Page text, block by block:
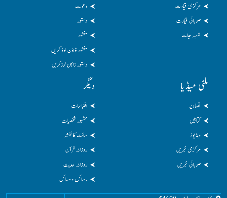
مرکزی قیادت
صوبائی قیادت
شعبہ جات
دعوت
دستور
منشور
منشور ڈاؤن لوڈ کریں
دستور ڈاؤن لوڈکریں
ملٹی میڈیا
تصاویر
کتابیں
ویڈیوز
مرکزی خبریں
صوبائی خبریں
دیگر
اقتباسات
مشہور شخصیات
سائٹ کا نقشہ
روزانہ قرآن
روزانہ حدیث
رسائل و مسائل